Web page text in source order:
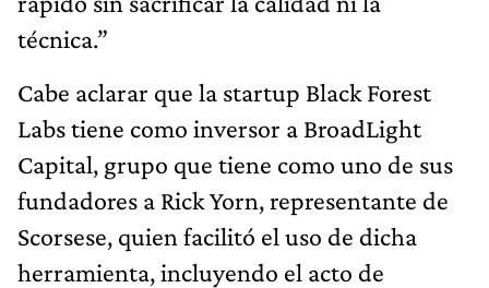
técnica.”
Cabe aclarar que la startup Black Forest
Labs tiene como inversor a BroadLight
Capital, grupo que tiene como uno de sus
fundadores a Rick Yorn, representante de
Scorsese, quien facilitó el uso de dicha
herramienta, incluyendo el acto de